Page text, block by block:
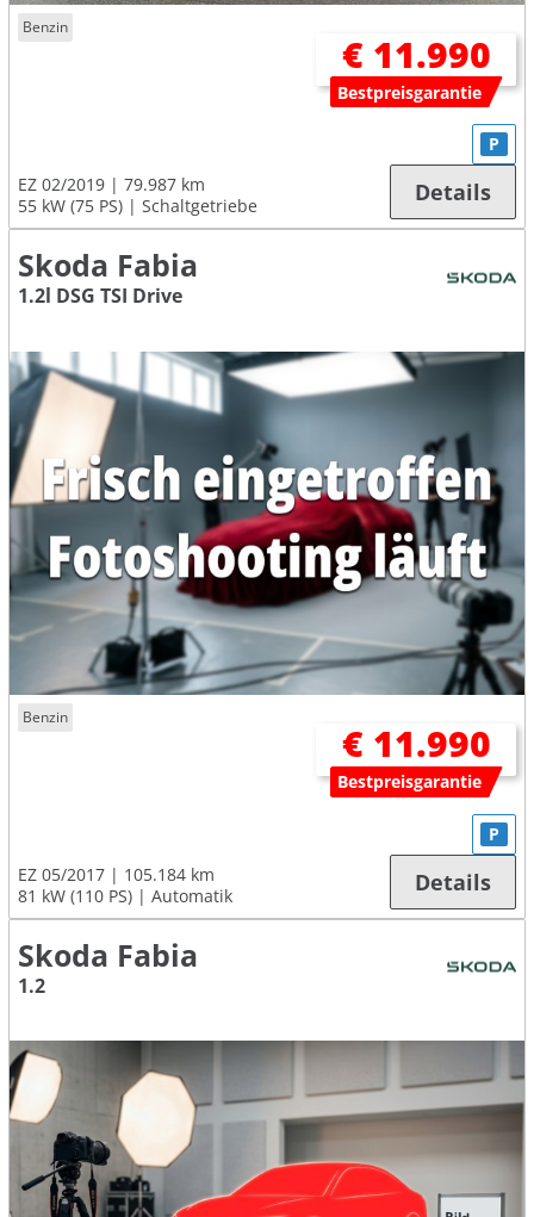
Benzin
€ 11.990
Bestpreisgarantie
EZ 02/2019
79.987 km
55 kW (75 PS)
Schaltgetriebe
P
Details
Skoda Fabia
1.2l DSG TSI Drive
Benzin
€ 11.990
Bestpreisgarantie
EZ 05/2017
105.184 km
81 kW (110 PS)
Automatik
P
Details
Skoda Fabia
1.2